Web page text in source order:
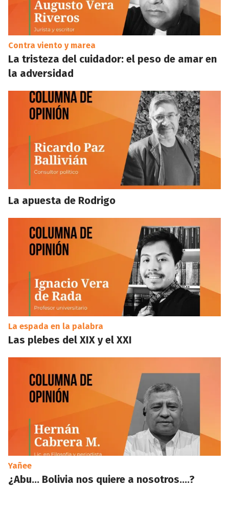
Contra viento y marea
La tristeza del cuidador: el peso de amar en
la adversidad
La apuesta de Rodrigo
La espada en la palabra
Las plebes del XIX y el XXI
Yañee
¿Abu… Bolivia nos quiere a nosotros….?